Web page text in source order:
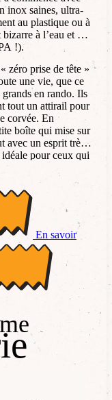
inox saines, ultra-
au plastique ou à
à l’eau et ne
!).
zéro prise de tête »
une vie, que ce
en rando. Ils
tout un attirail pour
corvée. En
boîte qui mise sur
avec un esprit très
pour ceux qui
En savoir